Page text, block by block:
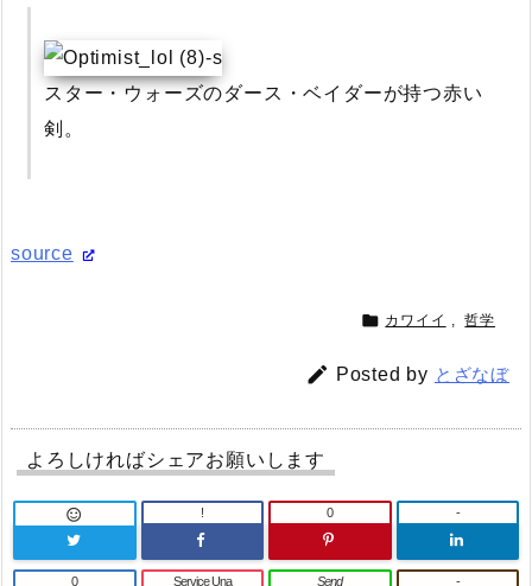
スター・ウォーズのダース・ベイダーが持つ赤い
剣。
source
 カワイイ 哲学
 Posted by とざなぼ
よろしければシェアお願いします
 ! 0 -
0 Service Una Send -